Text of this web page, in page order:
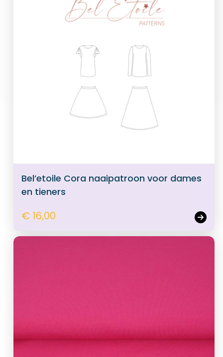
Bel’etoile Cora naaipatroon voor dames
en tieners
€ 16,00